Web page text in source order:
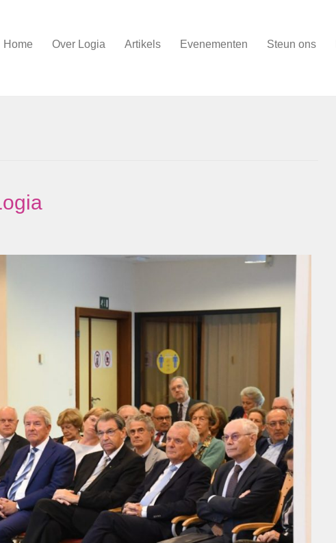
Home Over Logia Artikels Evenementen Steun ons